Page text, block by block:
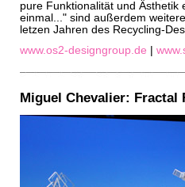
pure Funktionalität und Ästhetik
einmal..." sind außerdem
letzen Jahren des Recycling-
www.os2-designgroup.de
Miguel Chevalier: Fractal